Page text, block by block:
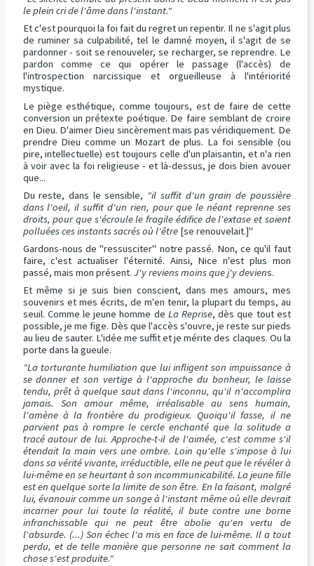
le plein cri de l'âme dans l'instant."
Et c'est pourquoi la foi fait du regret un repentir. Il ne s'agit plus
de ruminer sa culpabilité, tel le damné moyen, il s'agit de se
pardonner - soit se renouveler, se recharger, se reprendre. Le
pardon comme ce qui opérer le passage (l'accès) de
l'introspection narcissique et orgueilleuse à l'intériorité
mystique.
Le piège esthétique, comme toujours, est de faire de cette
conversion un prétexte poétique. De faire semblant de croire
en Dieu. D'aimer Dieu sincèrement mais pas véridiquement. De
prendre Dieu comme un Mozart de plus. La foi sensible (ou
pire, intellectuelle) est toujours celle d'un plaisantin, et n'a rien
à voir avec la foi religieuse - et là-dessus, je dois bien avouer
que...
Du reste, dans le sensible, "il suffit d'un grain de poussière
dans l'oeil, il suffit d'un rien, pour que le néant reprenne ses
droits, pour que s'écroule le fragile édifice de l'extase et soient
polluées ces instants sacrés où l'être[se renouvelait.]"
Gardons-nous de "ressusciter" notre passé. Non, ce qu'il faut
faire, c'est actualiser l'éternité. Ainsi, Nice n'est plus mon
passé, mais mon présent. J'y reviens moins que j'y deviens.
Et même si je suis bien conscient, dans mes amours, mes
souvenirs et mes écrits, de m'en tenir, la plupart du temps, au
seuil. Comme le jeune homme de La Reprise, dès que tout est
possible, je me fige. Dès que l'accès s'ouvre, je reste sur pieds
au lieu de sauter. L'idée me suffit et je mérite des claques. Ou la
porte dans la gueule.
"La torturante humiliation que lui infligent son impuissance à
se donner et son vertige à l'approche du bonheur, le laisse
tendu, prêt à quelque saut dans l'inconnu, qu'il n'accomplira
jamais. Son amour même, irréalisable au sens humain,
l'amène à la frontière du prodigieux. Quoiqu'il fasse, il ne
parvient pas à rompre le cercle enchanté que la solitude a
tracé autour de lui. Approche-t-il de l'aimée, c'est comme s'il
étendait la main vers une ombre. Loin qu'elle s'impose à lui
dans sa vérité vivante, irréductible, elle ne peut que le révéler à
lui-même en se heurtant à son incommunicabilité. La jeune fille
est en quelque sorte la limite de son être. En la faisant, malgré
lui, évanouir comme un songe à l'instant même où elle devrait
incarner pour lui toute la réalité, il bute contre une borne
infranchissable qui ne peut être abolie qu'en vertu de
l'absurde. (...) Son échec l'a mis en face de lui-même. Il a tout
perdu, et de telle manière que personne ne sait comment la
chose s'est produite."